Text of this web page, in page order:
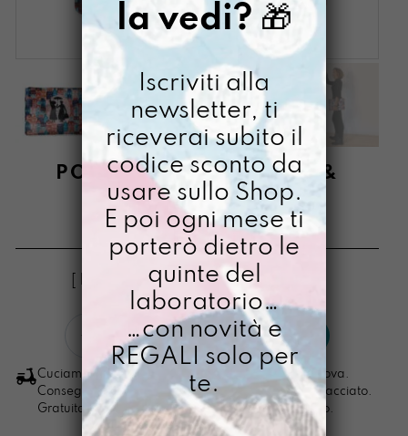
PORTACOMPITI MARY &
WINIFRED
€58,00
[ Buste Organizer: 34,5 x 24 x 1,5 cm ]
Portacompiti
&
Winifred
quantità
LO VOGLIO
Cuciamo ogni ordine nel nostro laboratorio di Padova.
Consegna in 4/5 giorni lavorativi, pacco sempre tracciato.
Gratuita per ordini di importo superiore ai 100 euro.
la vedi? 🎁
Iscriviti alla
newsletter, ti
riceverai subito il
codice sconto da
usare sullo Shop.
E poi ogni mese ti
porterò dietro le
quinte del
laboratorio…
…con novità e
REGALI solo per
te.